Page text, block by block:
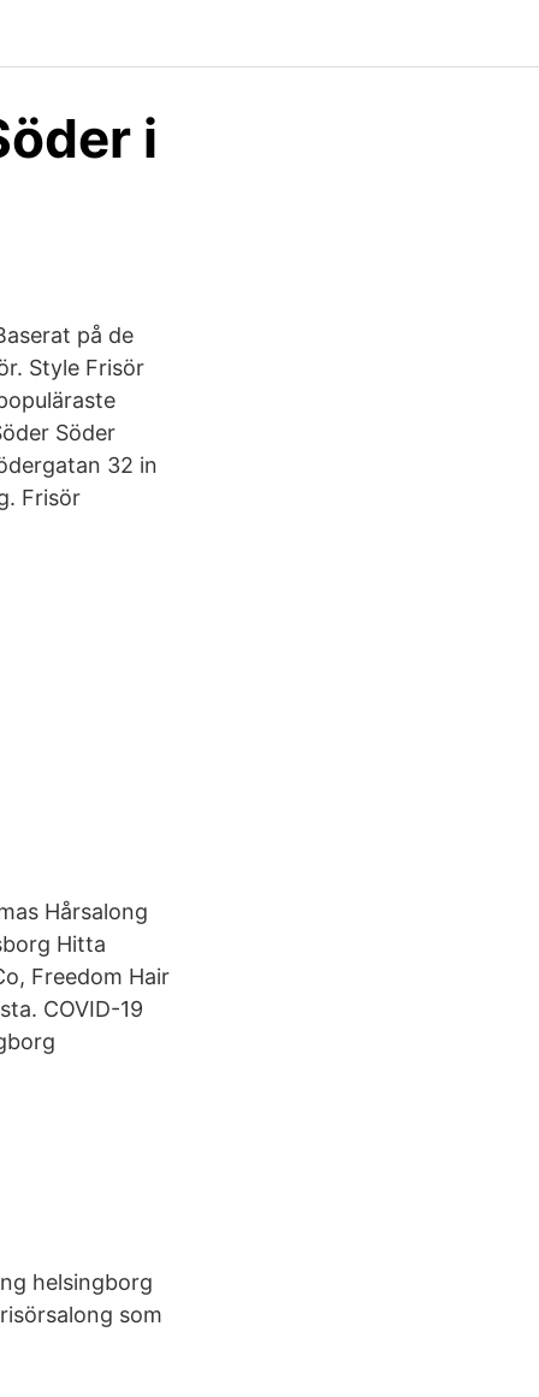
i
på de
Style Frisör
Söder
32 in
Frisör
Hårsalong
Hitta
Freedom Hair
COVID-19
helsingborg
som